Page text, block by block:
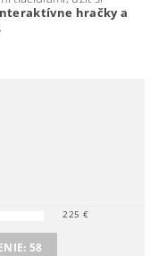
hračky a
225 €
58